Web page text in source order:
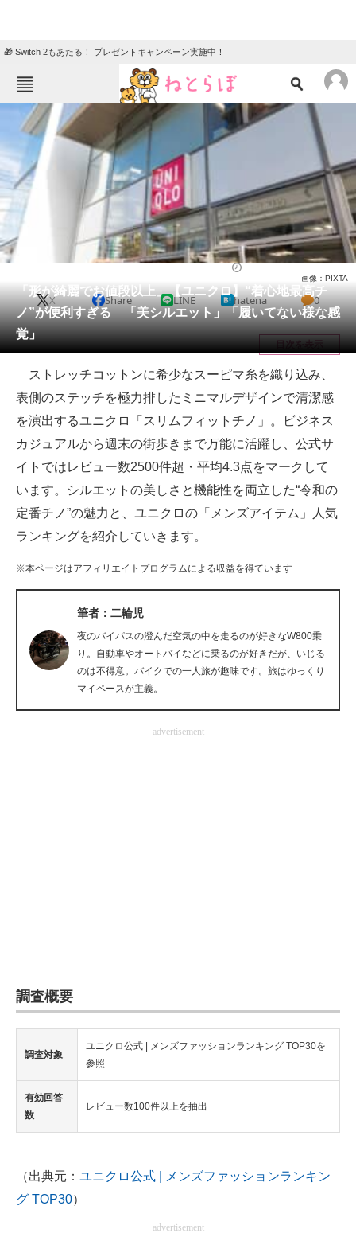
🎁 Switch 2もあたる！ プレゼントキャンペーン実施中！
ねとらぼメニュー
TOP ニュース
エンタメ クイズ
グルメ
住まい 教育・育児
動物 リサーチ
会員記事
メディア
注目記事を集めた総合ページ
ITの今と未来を見通す
スマホと通信の最新トレンド
進化するPCとデバイスの未来
好きが集まる 比べて選べる
経営リーダーのコミュニティ
マーケ×ITの今がよく分かる
企業向けIT製品の総合サイト
ちょっと気になるネットの話題
「形が綺麗でお値段以上」【ユニクロ】“着心地最高チ
ノ”が便利すぎる 「美シルエット」「履いてない様な感
覚」
画像：PIXTA
X Share LINE hatena 0
目次を表示
ストレッチコットンに希少なスーピマ糸を織り込み、
表側のステッチを極力排したミニマルデザインで清潔感
を演出するユニクロ「スリムフィットチノ」。ビジネス
カジュアルから週末の街歩きまで万能に活躍し、公式サ
イトではレビュー数2500件超・平均4.3点をマークして
います。シルエットの美しさと機能性を両立した“令和の
定番チノ”の魅力と、ユニクロの「メンズアイテム」人気
ランキングを紹介していきます。
※本ページはアフィリエイトプログラムによる収益を得ています
筆者：二輪児
夜のバイパスの澄んだ空気の中を走るのが好きなW800乗
り。自動車やオートバイなどに乗るのが好きだが、いじる
のは不得意。バイクでの一人旅が趣味です。旅はゆっくり
マイペースが主義。
advertisement
調査概要
調査対象
ユニクロ公式 | メンズファッションランキング TOP30を
参照
有効回答
数
レビュー数100件以上を抽出
（出典元： ユニクロ公式 | メンズファッションランキン
グ TOP30）
advertisement